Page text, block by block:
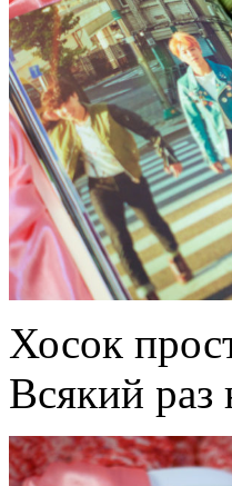
Хосок
Всякий раз